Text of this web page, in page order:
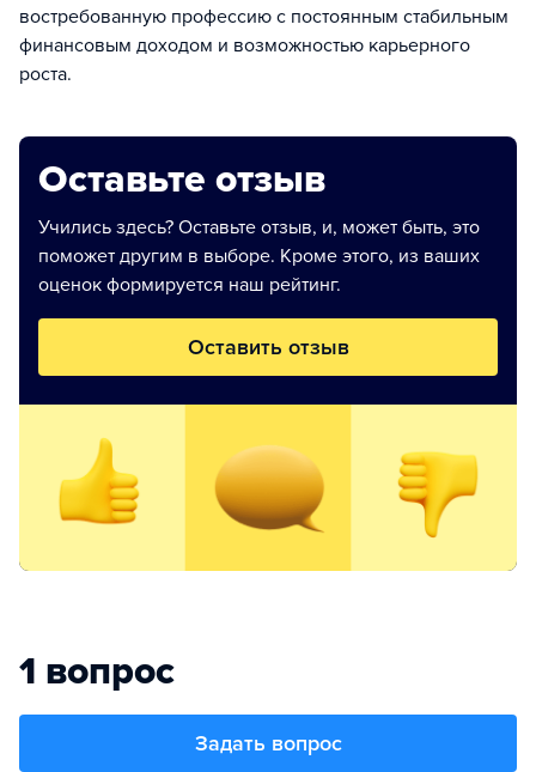
востребованную профессию с постоянным стабильным
финансовым доходом и возможностью карьерного
роста.
Оставьте отзыв
Учились здесь? Оставьте отзыв, и, может быть, это
поможет другим в выборе. Кроме этого, из ваших
оценок формируется наш рейтинг.
Оставить отзыв
1 вопрос
Задать вопрос